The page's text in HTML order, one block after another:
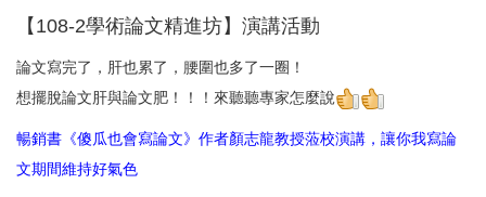
【108-2學術論文精進坊】演講活動
論文寫完了，肝也累了，腰圍也多了一圈！
想擺脫論文肝與論文肥！！！來聽聽專家怎麼說
暢銷書《傻瓜也會寫論文》作者顏志龍教授蒞校演講，讓你我寫論
文期間維持好氣色